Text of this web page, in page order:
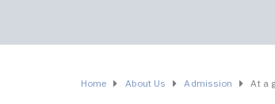
Home About Us Admission At a